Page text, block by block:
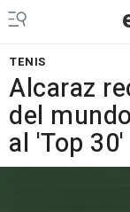
TENIS
Alcaraz
del
al 'Top 30'